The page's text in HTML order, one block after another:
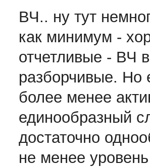
ВЧ.. ну тут
как минимум -
отчетливые - ВЧ
разборчивые. Но
более менее
единообразный
достаточно
не менее